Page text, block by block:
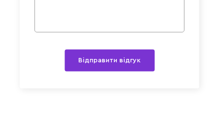
Відправити відгук